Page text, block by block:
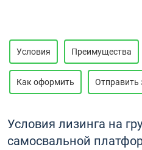
Условия Преимущества
Как оформить Отправить
Условия лизинга на
самосвальной